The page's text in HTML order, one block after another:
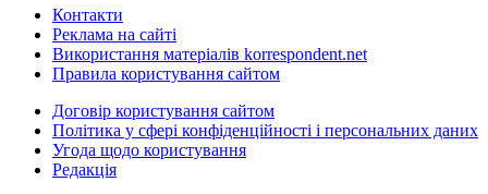
Контакти
Реклама на сайті
Використання матеріалів korrespondent.net
Правила користування сайтом
Договір користування сайтом
Політика у сфері конфіденційності і персональних даних
Угода щодо користування
Редакція